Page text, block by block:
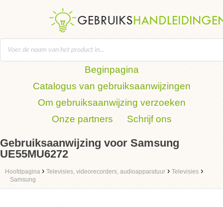
Beginpagina
Catalogus van gebruiksaanwijzingen
Om gebruiksaanwijzing verzoeken
Onze partners
Schrijf ons
Gebruiksaanwijzing voor Samsung
UE55MU6272
Hoofdpagina › Televisies, videorecorders, audioapparatuur › Televisies ›
Samsung